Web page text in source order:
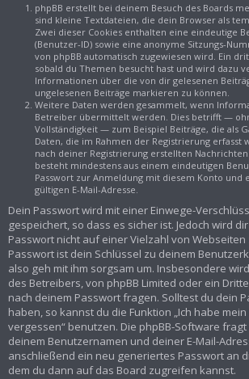
phpBB erstellt bei deinem Besuch des Boards
sind kleine Textdateien, die dein Browser als
Zwei dieser Cookies enthalten eine eindeutige
(Benutzer-ID) sowie eine anonyme Sitzungs-
von phpBB automatisch zugewiesen wird. Ein
sobald du Themen besucht hast und wird dazu
Informationen über die von dir gelesenen
ungelesenen Beiträge markieren zu können.
Weitere Daten werden gesammelt, wenn
Betreiber übermittelt werden. Dies betrifft —
Vollständigkeit — zum Beispiel Beiträge, die als
Daten, die im Rahmen der Registrierung erfasst
nach deiner Registrierung erstellten
besteht mindestens aus einem eindeutigen
Passwort zur Anmeldung mit diesem Konto und
gültigen E-Mail-Adresse.
Dein Passwort wird mit einer Einwege-
gespeichert, so dass es sicher ist. Jedoch wird
Passwort nicht auf einer Vielzahl von
Passwort ist dein Schlüssel zu deinem
also geh mit ihm sorgsam um. Insbesondere
des Betreibers, von phpBB Limited oder ein
nach deinem Passwort fragen. Solltest du dein
haben, so kannst du die Funktion „Ich habe
vergessen“ benutzen. Die phpBB-Software
deinem Benutzernamen und deiner E-Mail-
anschließend ein neu generiertes Passwort an
dem du dann auf das Board zugreifen kannst.